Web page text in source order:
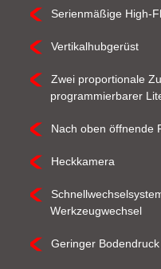
Serienmäßige High-
Vertikalhubgerüst
Zwei proportionale
programmierbarer
Nach oben öffnende
Heckkamera
Werkzeugwechsel
Geringer Bodendruck